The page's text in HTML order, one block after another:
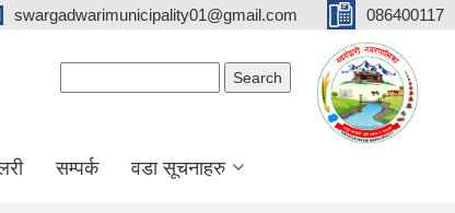
swargadwarimunicipality01@gmail.com 086400117
सम्पर्क वडा सूचनाहरु